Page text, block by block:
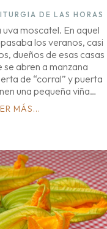
DE LAS HORAS
moscatel. En aquel
los veranos, casi
dueños de esas casas
se abren a manzana
de “corral” y puerta
una pequeña viña…
MÁS...